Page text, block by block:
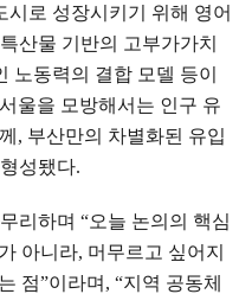
시로 성장시키기 위해 영어
특산물 기반의 고부가가치
노동력의 결합 모델 등이
서울을 모방해서는 인구 유
, 부산만의 차별화된 유입
성됐다.
리하며 “오늘 논의의 핵심
가 아니라, 머무르고 싶어지
점”이라며 , “지역 공동체